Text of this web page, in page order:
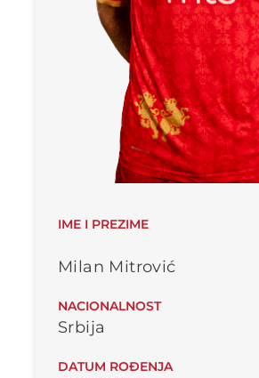
IME I PREZIME
Milan Mitrović
NACIONALNOST
Srbija
DATUM ROĐENJA